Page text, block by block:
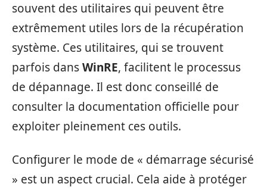
souvent des utilitaires qui peuvent être
extrêmement utiles lors de la récupération
système. Ces utilitaires, qui se trouvent
parfois dansWinRE, facilitent le processus
de dépannage. Il est donc conseillé de
consulter la documentation officielle pour
exploiter pleinement ces outils.
Configurer le mode de « démarrage sécurisé
» est un aspect crucial. Cela aide à protéger